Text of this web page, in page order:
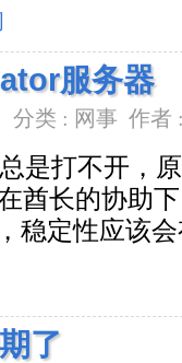
服务器
分类 : 网事 作者
是打不开，
酋长的协助
稳定性应该
了